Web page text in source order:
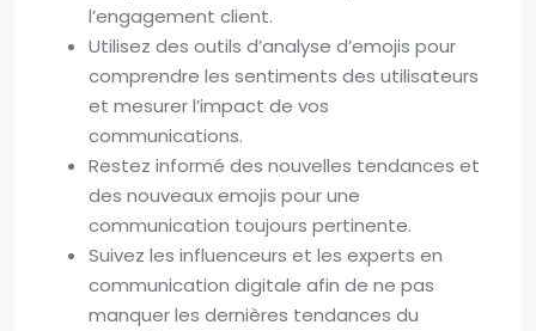
l’engagement client.
Utilisez des outils d’analyse d’emojis pour
comprendre les sentiments des utilisateurs
et mesurer l’impact de vos
communications.
Restez informé des nouvelles tendances et
des nouveaux emojis pour une
communication toujours pertinente.
Suivez les influenceurs et les experts en
communication digitale afin de ne pas
manquer les dernières tendances du